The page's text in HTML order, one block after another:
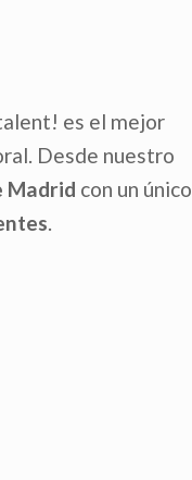
es el mejor
Desde nuestro
Madrid con un único
.